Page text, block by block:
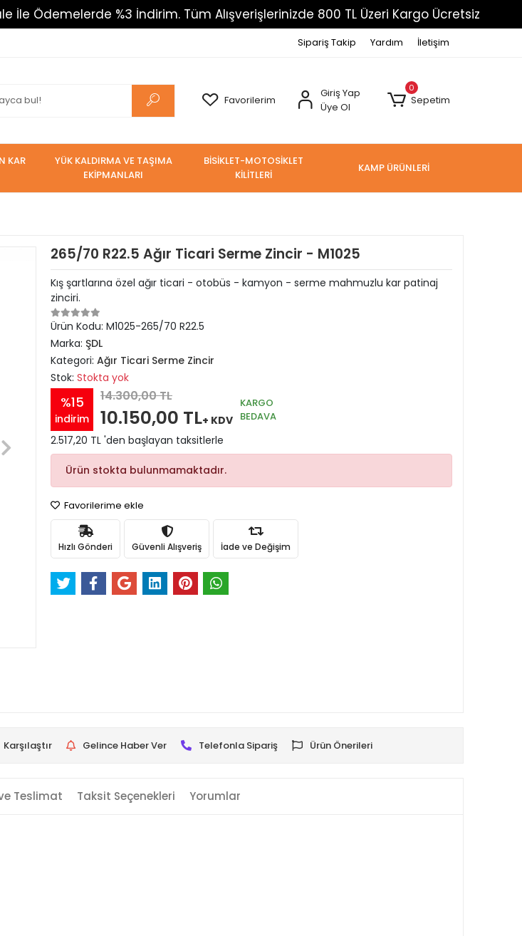
%3 İndirim. Tüm Alışverişlerinizde 800 TL Üzeri Kargo Ücretsiz
Sipariş Takip Yardım İletişim
Favorilerim
Giriş Yap
Üye Ol
0
Sepetim
KAR
YÜK KALDIRMA VE TAŞIMA
EKİPMANLARI
BİSİKLET-MOTOSİKLET
KİLİTLERİ
KAMP ÜRÜNLERİ
265/70 R22.5 Ağır Ticari Serme Zincir - M1025
Kış şartlarına özel ağır ticari - otobüs - kamyon - serme mahmuzlu kar patinaj
zinciri.
Ürün Kodu: M1025-265/70 R22.5
Marka: ŞDL
Kategori: Ağır Ticari Serme Zincir
Stok: Stokta yok
%15
indirim
14.300,00 TL
10.150,00 TL+ KDV
KARGO
BEDAVA
2.517,20 TL 'den başlayan taksitlerle
Ürün stokta bulunmamaktadır.
Favorilerime ekle
Hızlı Gönderi Güvenli Alışveriş İade ve Değişim
Karşılaştır Gelince Haber Ver Telefonla Sipariş Ürün Önerileri
Teslimat Taksit Seçenekleri Yorumlar